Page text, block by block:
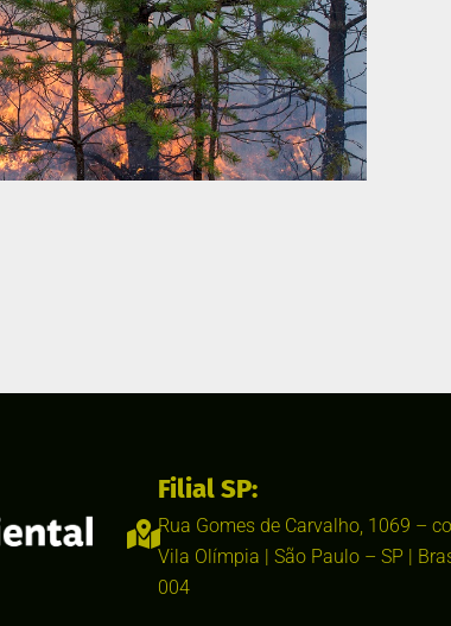
Filial SP:
Rua Gomes de Carvalho, 1069 –
Vila Olímpia | São Paulo – SP |
004